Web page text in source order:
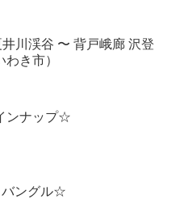
わき市）
ンナップ☆
バングル☆